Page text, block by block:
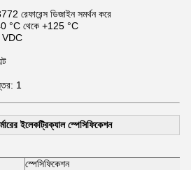
রেফারেন্স ডিজাইন সমর্থন করে
40 °C থেকে +125 °C
VDC
1
ইলেকট্রিক্যাল স্পেসিফিকেশন
স্পেসিফিকেশন